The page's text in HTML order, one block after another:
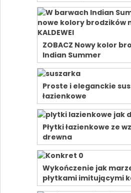
ZOBACZ Nowy kolor
Indian Summer
Proste i eleganckie
łazienkowe
Płytki łazienkowe ze
drewna
Wykończenie jak
płytkami imitującymi